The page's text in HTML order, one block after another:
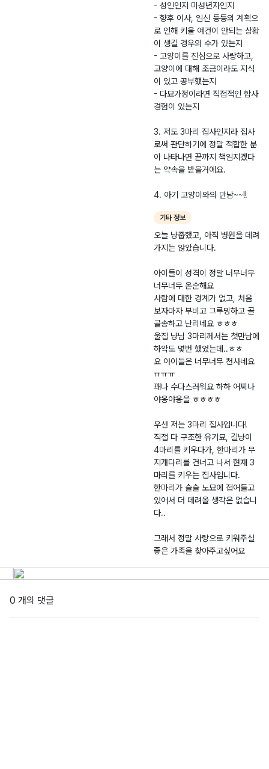
- 성인인지 미성년자인지
- 향후 이사, 임신 등등의 계획으
로 인해 키울 여건이 안되는 상황
이 생길 경우의 수가 있는지
- 고양이를 진심으로 사랑하고,
고양이에 대해 조금이라도 지식
이 있고 공부했는지
- 다묘가정이라면 직접적인 합사
경험이 있는지
3. 저도 3마리 집사인지라 집사
로써 판단하기에 정말 적합한 분
이 나타나면 끝까지 책임지겠다
는 약속을 받을거에요.
4. 아기 고양이와의 만남~~!!
기타 정보
오늘 냥줍했고, 아직 병원을 데려
가지는 않았습니다.
아이들이 성격이 정말 너무너무
너무너무 온순해요
사람에 대한 경계가 없고, 처음
보자마자 부비고 그루밍하고 골
골송하고 난리네요 ㅎㅎㅎ
울집 냥님 3마리께서는 첫만남에
하악도 몇번 했었는데..ㅎㅎ
요 아이들은 너무너무 천사네요
ㅠㅠㅠ
꽤나 수다스러워요 하하 어찌나
야옹야옹을 ㅎㅎㅎㅎ
우선 저는 3마리 집사입니다!
직접 다 구조한 유기묘, 길냥이
4마리를 키우다가, 한마리가 무
지개다리를 건너고 나서 현재 3
마리를 키우는 집사입니다.
한마리가 슬슬 노묘에 접어들고
있어서 더 데려올 생각은 없습니
다..
그래서 정말 사랑으로 키워주실
좋은 가족을 찾아주고싶어요
0 개의 댓글